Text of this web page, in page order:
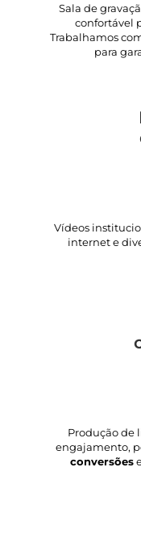
Sala de
confortável
Trabalhamos
para
Vídeos
internet e
Produção de
engajamento,
conversões